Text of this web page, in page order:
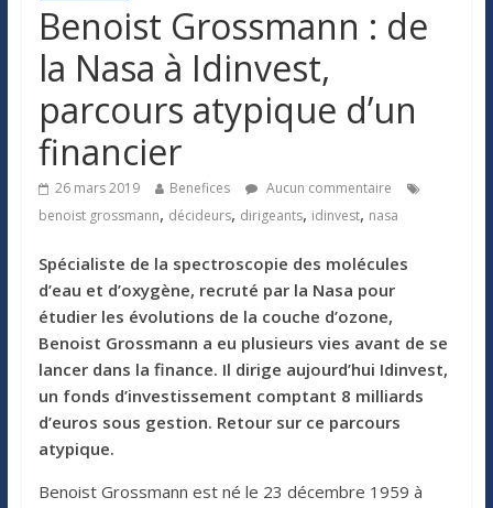
Benoist Grossmann : de
la Nasa à Idinvest,
parcours atypique d’un
financier
26 mars 2019 Benefices
Aucun commentaire
benoist grossmann, décideurs, dirigeants, idinvest, nasa
Spécialiste de la spectroscopie des molécules
d’eau et d’oxygène, recruté par la Nasa pour
étudier les évolutions de la couche d’ozone,
Benoist Grossmann a eu plusieurs vies avant de se
lancer dans la finance. Il dirige aujourd’hui Idinvest,
un fonds d’investissement comptant 8 milliards
d’euros sous gestion. Retour sur ce parcours
atypique.
Benoist Grossmann est né le 23 décembre 1959 à